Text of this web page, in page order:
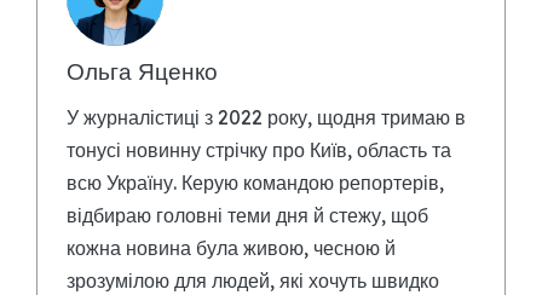
Ольга Яценко
У журналістиці з 2022 року, щодня тримаю в
тонусі новинну стрічку про Київ, область та
всю Україну. Керую командою репортерів,
відбираю головні теми дня й стежу, щоб
кожна новина була живою, чесною й
зрозумілою для людей, які хочуть швидко